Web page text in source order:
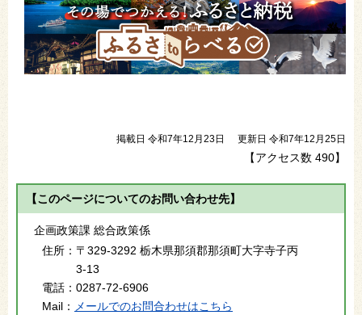
掲載日 令和7年12月23日 更新日 令和7年12月25日
【アクセス数 490】
【このページについてのお問い合わせ先】
企画政策課 総合政策係
住所： 〒329-3292 栃木県那須郡那須町大字寺子丙
3-13
電話： 0287-72-6906
Mail： メールでのお問合わせはこちら